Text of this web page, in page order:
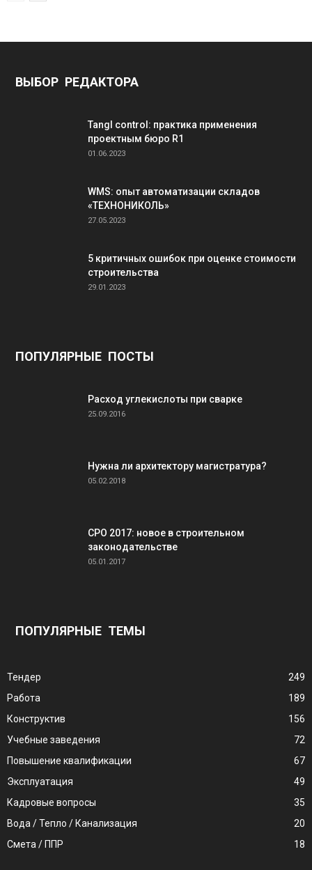
ВЫБОР РЕДАКТОРА
Tangl control: практика применения
проектным бюро R1
01.06.2023
WMS: опыт автоматизации складов
«ТЕХНОНИКОЛЬ»
27.05.2023
5 критичных ошибок при оценке стоимости
строительства
29.01.2023
ПОПУЛЯРНЫЕ ПОСТЫ
Расход углекислоты при сварке
25.09.2016
Нужна ли архитектору магистратура?
05.02.2018
СРО 2017: новое в строительном
законодательстве
05.01.2017
ПОПУЛЯРНЫЕ ТЕМЫ
Тендер
249
Работа
189
Конструктив
156
Учебные заведения
72
Повышение квалификации
67
Эксплуатация
49
Кадровые вопросы
35
Вода / Тепло / Канализация
20
Смета / ППР
18